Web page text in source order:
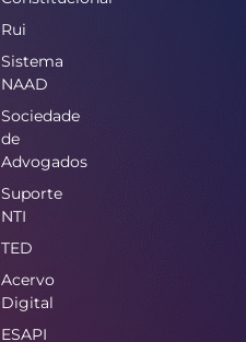
Rui
Sistema
NAAD
Sociedade
de
Advogados
Suporte
NTI
TED
Acervo
Digital
ESAPI